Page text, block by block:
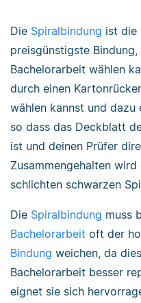
Die Spiralbindung ist die
preisgünstigste
Bachelorarbeit wählen
durch einen
wählen kannst und
so dass das Deckblatt
ist und deinen Prüfer
Zusammengehalten
schlichten schwarzen
Die Spiralbindung muss
Bachelorarbeit oft der
Bindung weichen, da
Bachelorarbeit besser
eignet sie sich